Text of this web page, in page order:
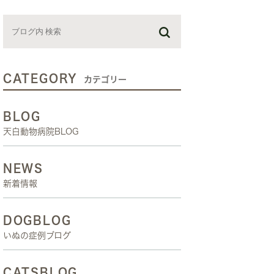
CATEGORY カテゴリー
BLOG
天白動物病院BLOG
NEWS
新着情報
DOGBLOG
いぬの症例ブログ